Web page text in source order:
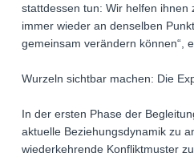
stattdessen tun: Wir helfen ihnen
immer wieder an denselben
gemeinsam verändern können“,
Wurzeln sichtbar machen: Die
In der ersten Phase der
aktuelle Beziehungsdynamik zu
wiederkehrende Konfliktmuster